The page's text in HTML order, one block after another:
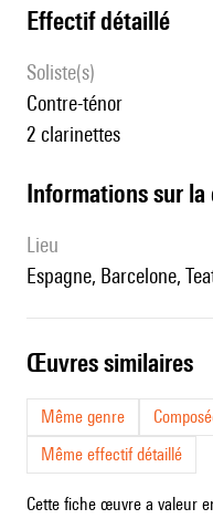
effectif détaillé
Soliste(s)
contre-ténor
2 clarinettes
informations sur
lieu
Espagne, Barcelone,
œuvres similaires
Même genre
Même effectif détaillé
Cette fiche œuvre a valeur